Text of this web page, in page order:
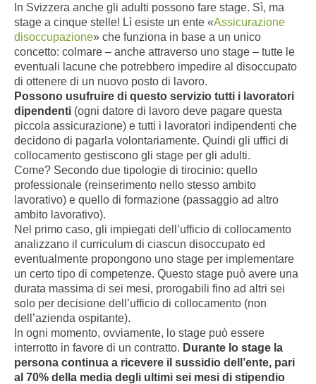
In Svizzera anche gli adulti possono fare stage. Sì, ma
stage a cinque stelle! Lì esiste un ente «Assicurazione
disoccupazione» che funziona in base a un unico
concetto: colmare – anche attraverso uno stage – tutte le
eventuali lacune che potrebbero impedire al disoccupato
di ottenere di un nuovo posto di lavoro.
Possono usufruire di questo servizio tutti i lavoratori
dipendenti (ogni datore di lavoro deve pagare questa
piccola assicurazione) e tutti i lavoratori indipendenti che
decidono di pagarla volontariamente. Quindi gli uffici di
collocamento gestiscono gli stage per gli adulti.
Come? Secondo due tipologie di tirocinio: quello
professionale (reinserimento nello stesso ambito
lavorativo) e quello di formazione (passaggio ad altro
ambito lavorativo).
Nel primo caso, gli impiegati dell’ufficio di collocamento
analizzano il curriculum di ciascun disoccupato ed
eventualmente propongono uno stage per implementare
un certo tipo di competenze. Questo stage può avere una
durata massima di sei mesi, prorogabili fino ad altri sei
solo per decisione dell’ufficio di collocamento (non
dell’azienda ospitante).
In ogni momento, ovviamente, lo stage può essere
interrotto in favore di un contratto. Durante lo stage la
persona continua a ricevere il sussidio dell’ente, pari
al 70% della media degli ultimi sei mesi di stipendio